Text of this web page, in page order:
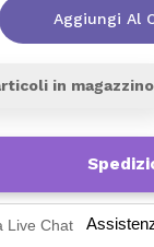
Aggiungi Al
in magazzino